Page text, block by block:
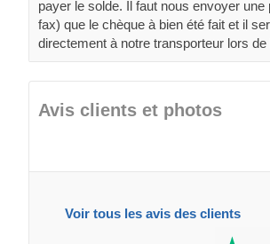
payer le solde. Il faut nous envoyer une
fax) que le chèque à bien été fait et il
directement à notre transporteur lors de
Avis clients et photos
Voir tous les avis des clients